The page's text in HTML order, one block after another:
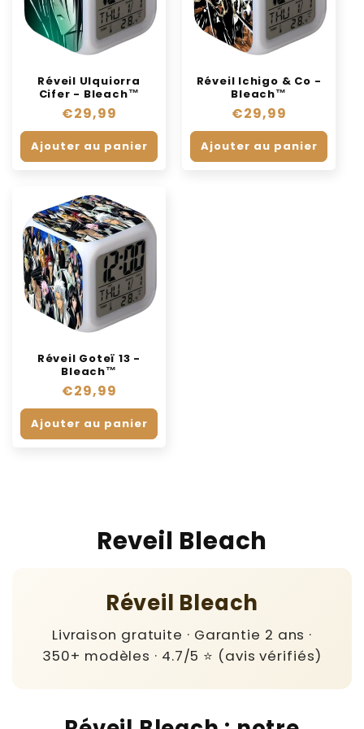
Réveil Ulquiorra
Cifer - Bleach™
Prix
habituel
€29,99
Ajouter au panier
Réveil Ichigo & Co -
Bleach™
Prix
habituel
€29,99
Ajouter au panier
Réveil Goteï 13 -
Bleach™
Prix
habituel
€29,99
Ajouter au panier
C
l
e
t
Reveil Bleach
Réveil Bleach
Livraison gratuite · Garantie 2 ans ·
350+ modèles · 4.7/5 ⭐ (avis vérifiés)